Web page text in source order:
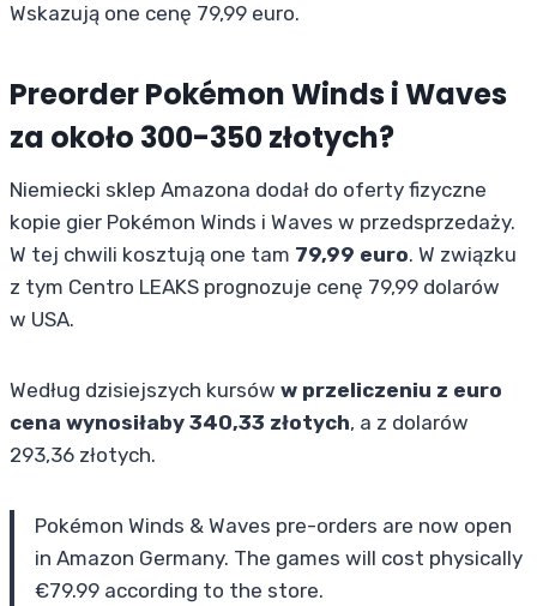
Wskazują one cenę 79,99 euro.
Preorder Pokémon Winds i Waves
za około 300-350 złotych?
Niemiecki sklep Amazona dodał do oferty fizyczne
kopie gier Pokémon Winds i Waves w przedsprzedaży.
W tej chwili kosztują one tam 79,99 euro. W związku
z tym Centro LEAKS prognozuje cenę 79,99 dolarów
w USA.
Według dzisiejszych kursów w przeliczeniu z euro
cena wynosiłaby 340,33 złotych, a z dolarów
293,36 złotych.
Pokémon Winds & Waves pre-orders are now open
in Amazon Germany. The games will cost physically
€79.99 according to the store.